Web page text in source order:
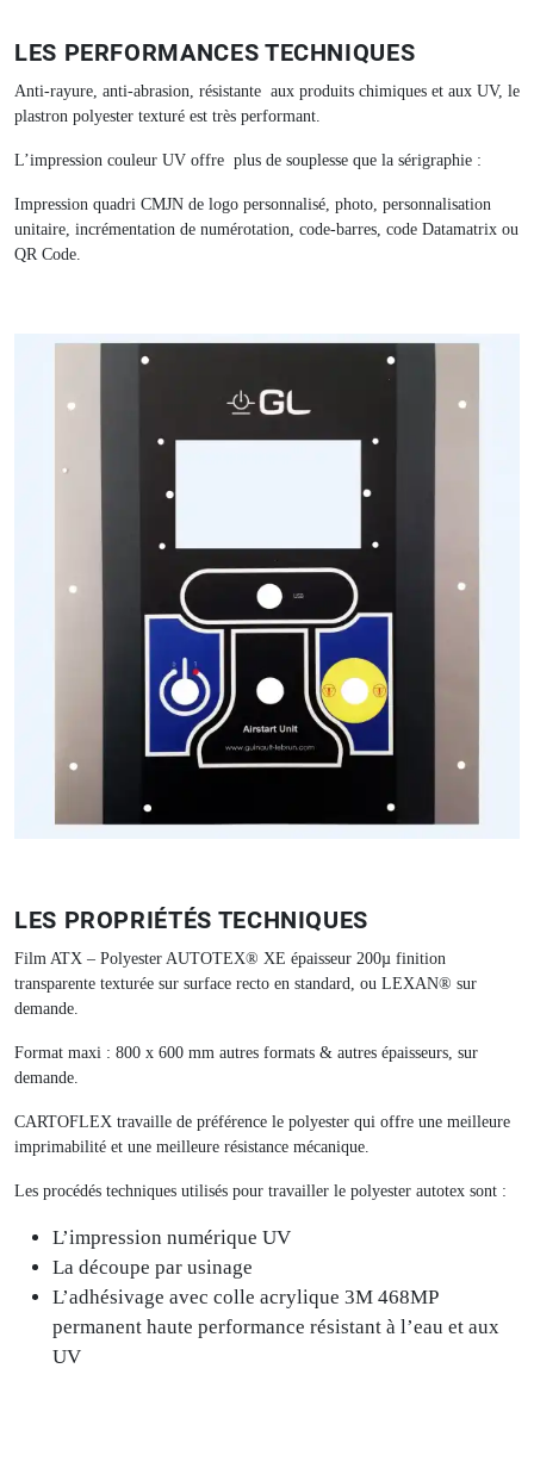
LES PERFORMANCES TECHNIQUES
Anti-rayure, anti-abrasion, résistante aux produits chimiques et aux UV, le
plastron polyester texturé est très performant.
L’impression couleur UV offre plus de souplesse que la sérigraphie :
Impression quadri CMJN de logo personnalisé, photo, personnalisation
unitaire, incrémentation de numérotation, code-barres, code Datamatrix ou
QR Code.
LES PROPRIÉTÉS TECHNIQUES
Film ATX – Polyester AUTOTEX® XE épaisseur 200µ finition
transparente texturée sur surface recto en standard, ou LEXAN® sur
demande.
Format maxi : 800 x 600 mm autres formats & autres épaisseurs, sur
demande.
CARTOFLEX travaille de préférence le polyester qui offre une meilleure
imprimabilité et une meilleure résistance mécanique.
Les procédés techniques utilisés pour travailler le polyester autotex sont :
L’impression numérique UV
La découpe par usinage
L’adhésivage avec colle acrylique 3M 468MP
permanent haute performance résistant à l’eau et aux
UV